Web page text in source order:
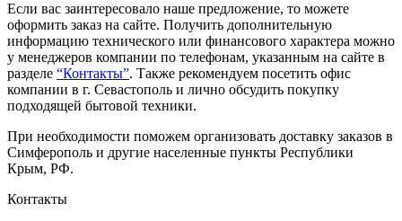
Если вас заинтересовало наше предложение, то можете
оформить заказ на сайте. Получить дополнительную
информацию технического или финансового характера можно
у менеджеров компании по телефонам, указанным на сайте в
разделе “Контакты”. Также рекомендуем посетить офис
компании в г. Севастополь и лично обсудить покупку
подходящей бытовой техники.
При необходимости поможем организовать доставку заказов в
Симферополь и другие населенные пункты Республики
Крым, РФ.
Контакты